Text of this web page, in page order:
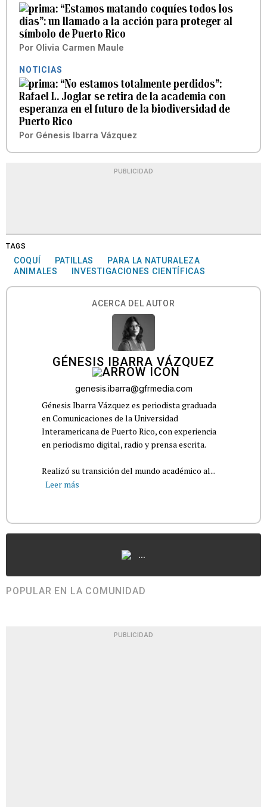
“Estamos matando coquíes todos los
días”: un llamado a la acción para proteger al
símbolo de Puerto Rico
Por Olivia Carmen Maule
NOTICIAS
“No estamos totalmente perdidos”:
Rafael L. Joglar se retira de la academia con
esperanza en el futuro de la biodiversidad de
Puerto Rico
Por Génesis Ibarra Vázquez
PUBLICIDAD
TAGS
COQUÍ PATILLAS
PARA LA NATURALEZA
ANIMALES
INVESTIGACIONES CIENTÍFICAS
ACERCA DEL AUTOR
GÉNESIS IBARRA VÁZQUEZ
genesis.ibarra@gfrmedia.com
Génesis Ibarra Vázquez es periodista graduada
en Comunicaciones de la Universidad
Interamericana de Puerto Rico, con experiencia
en periodismo digital, radio y prensa escrita.
Realizó su transición del mundo académico al...
Leer más
...
POPULAR EN LA COMUNIDAD
PUBLICIDAD